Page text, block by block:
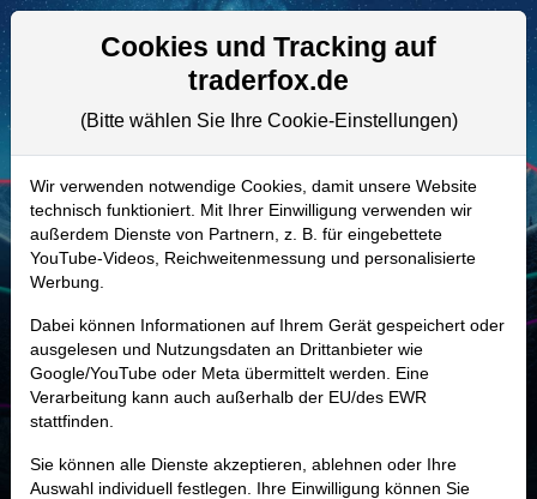
Aktien- und Artikelsuche
936891–LivePerson Aktie
Realtime-Aktienkurs:
-
-
MONKEY-TRADER INDIKATOR
30.7 %
Mit 30.7 % Wahrscheinlichkeit wird selbst der unglücklichst agierende Trader
Cookies und Tracking auf
traderfox.de
(Bitte wählen Sie Ihre Cookie-Einstellungen)
Wir verwenden notwendige Cookies, damit unsere Website
technisch funktioniert. Mit Ihrer Einwilligung verwenden wir
außerdem Dienste von Partnern, z. B. für eingebettete
YouTube-Videos, Reichweitenmessung und personalisierte
Werbung.
Dabei können Informationen auf Ihrem Gerät gespeichert oder
ausgelesen und Nutzungsdaten an Drittanbieter wie
Google/YouTube oder Meta übermittelt werden. Eine
Verarbeitung kann auch außerhalb der EU/des EWR
stattfinden.
Sie können alle Dienste akzeptieren, ablehnen oder Ihre
Auswahl individuell festlegen. Ihre Einwilligung können Sie